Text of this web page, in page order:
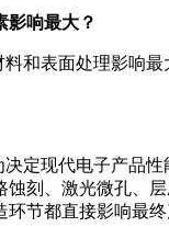
影响最大？
和表面处理影响最
决定现代电子产品
蚀刻、激光微孔、
节都直接影响最终